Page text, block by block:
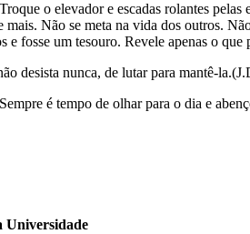
o elevador e escadas rolantes
Não se meta na vida dos outros.
fosse um tesouro. Revele apenas o
desista nunca, de lutar para mantê-
é tempo de olhar para o dia e
Universidade